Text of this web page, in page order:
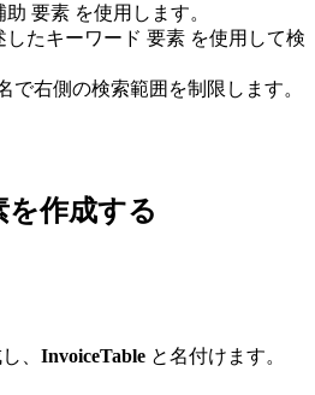
要素 を使用します。
したキーワード 要素 を使用して検
で右側の検索範囲を制限します。
を作成する
、 InvoiceTable と名付けます。